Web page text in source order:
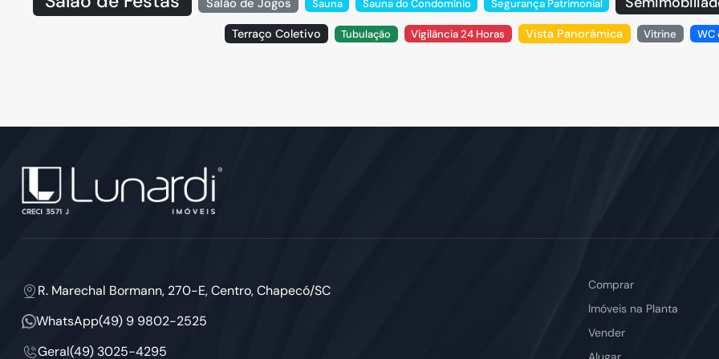
Sauna Sauna do Condomínio Segurança Patrimonial
Terraço Coletivo Tubulação Vigilância 24 Horas Vista Panorâmica Vitrine WC
R. Marechal Bormann, 270-E, Centro, Chapecó/SC
WhatsApp(49) 9 9802-2525
Geral(49) 3025-4295
Comprar
Imóveis na Planta
Vender